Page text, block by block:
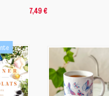
7,49 €